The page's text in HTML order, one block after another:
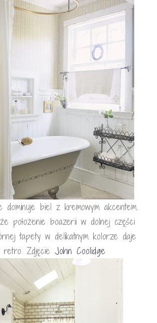
dominuje biel z kremowym akcentem.
położenie boazerii w dolnej części
tapety w delikatnym kolorze daje
Zdjęcie John Coolidge